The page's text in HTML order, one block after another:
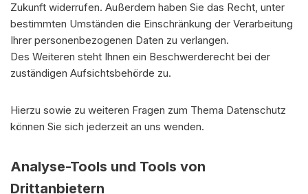
Zukunft widerrufen. Außerdem haben Sie das Recht, unter
bestimmten Umständen die Einschränkung der Verarbeitung
Ihrer personenbezogenen Daten zu verlangen.
Des Weiteren steht Ihnen ein Beschwerderecht bei der
zuständigen Aufsichtsbehörde zu.
Hierzu sowie zu weiteren Fragen zum Thema Datenschutz
können Sie sich jederzeit an uns wenden.
Analyse-Tools und Tools von
Drittanbietern